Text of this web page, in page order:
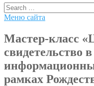
Меню сайта
Мастер-класс
свидетельство
рамках